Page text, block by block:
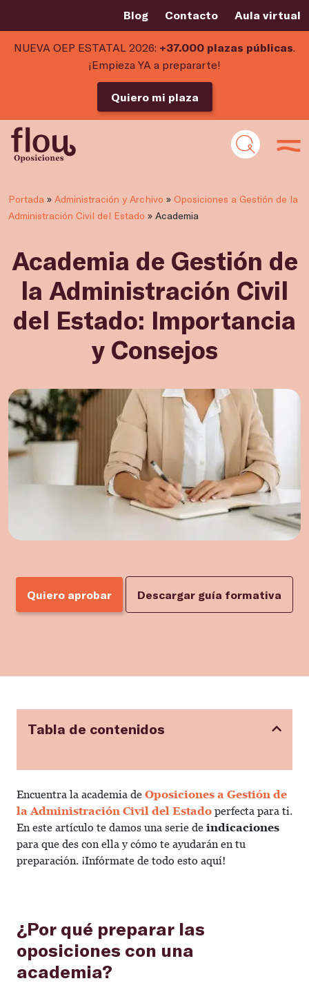
Blog Contacto Aula virtual
NUEVA OEP ESTATAL 2026: +37.000 plazas públicas.
¡Empieza YA a prepararte!
Quiero mi plaza
Portada » Administración y Archivo » Oposiciones a Gestión de la
Administración Civil del Estado » Academia
Academia de Gestión de
la Administración Civil
del Estado: Importancia
y Consejos
Quiero aprobar Descargar guía formativa
Tabla de contenidos
Encuentra la academia de Oposiciones a Gestión de
la Administración Civil del Estado perfecta para ti.
En este artículo te damos una serie de indicaciones
para que des con ella y cómo te ayudarán en tu
preparación. ¡Infórmate de todo esto aquí!
¿Por qué preparar las
oposiciones con una
academia?